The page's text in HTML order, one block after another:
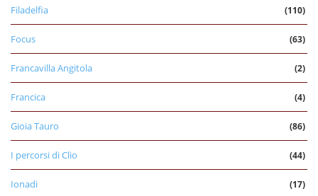
Filadelfia (110)
Focus (63)
Francavilla Angitola (2)
Francica (4)
Gioia Tauro (86)
I percorsi di Clio (44)
Ionadi (17)